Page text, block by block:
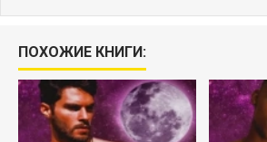
ПОХОЖИЕ КНИГИ: